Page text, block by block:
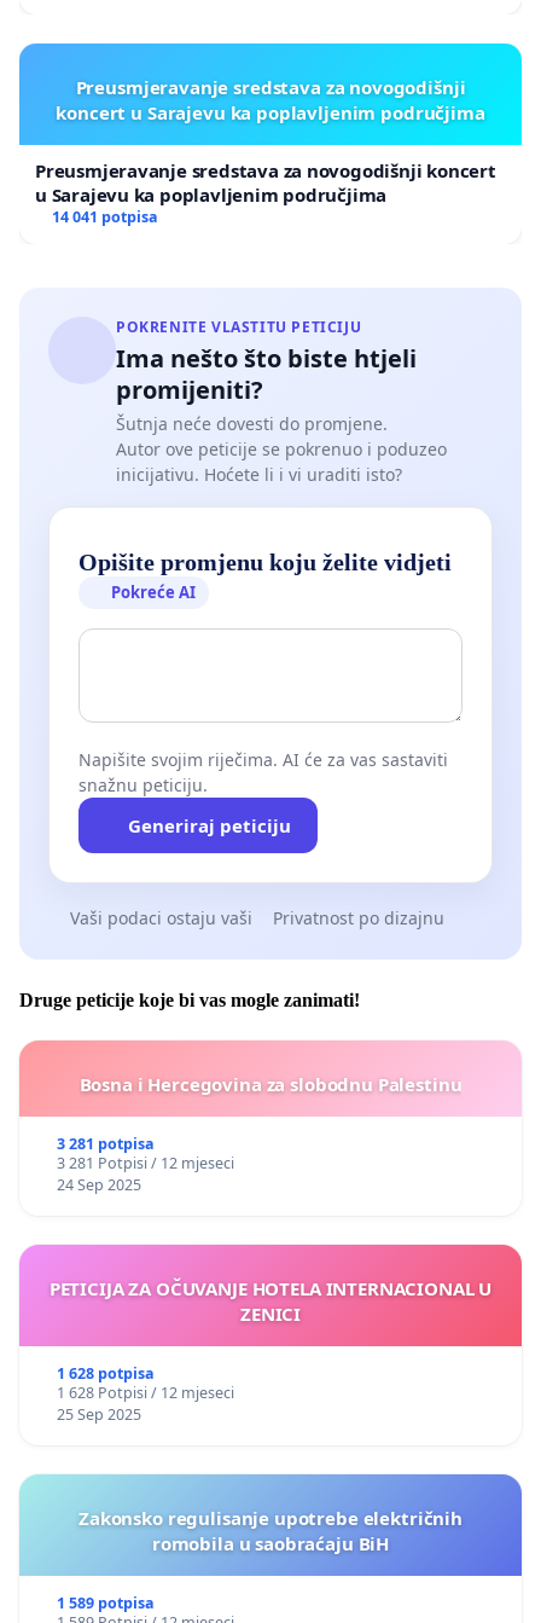
Preusmjeravanje sredstava za novogodišnji
koncert u Sarajevu ka poplavljenim područjima
Preusmjeravanje sredstava za novogodišnji koncert
u Sarajevu ka poplavljenim područjima
14 041 potpisa
POKRENITE VLASTITU PETICIJU
Ima nešto što biste htjeli
promijeniti?
Šutnja neće dovesti do promjene.
Autor ove peticije se pokrenuo i poduzeo
inicijativu. Hoćete li i vi uraditi isto?
Opišite promjenu koju želite vidjeti
Pokreće AI
Napišite svojim riječima. AI će za vas sastaviti
snažnu peticiju.
Generiraj peticiju
Vaši podaci ostaju vaši Privatnost po dizajnu
Druge peticije koje bi vas mogle zanimati!
Bosna i Hercegovina za slobodnu Palestinu
3 281 potpisa
3 281 Potpisi / 12 mjeseci
24 Sep 2025
PETICIJA ZA OČUVANJE HOTELA INTERNACIONAL U
ZENICI
1 628 potpisa
1 628 Potpisi / 12 mjeseci
25 Sep 2025
Zakonsko regulisanje upotrebe električnih
romobila u saobraćaju BiH
1 589 potpisa